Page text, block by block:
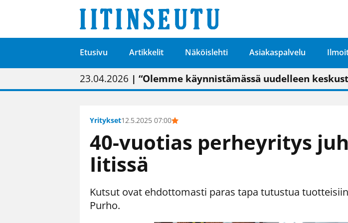
Etusivu Artikkelit Näköislehti Asiakaspalvelu
01.02.2026 | Painon vaihtumisen pitäisi näkyä hieman
05.02.2026 | Uudistettu kunnantalo on valoisa
23.04.2026 | “Olemme käynnistämässä uudelleen
09.05.2026| "Maalla on totuttu elämään
Yritykset12.5.2025 07:00
40-vuotias perheyritys
Iitissä
Kutsut ovat ehdottomasti paras tapa tutustua
Purho.